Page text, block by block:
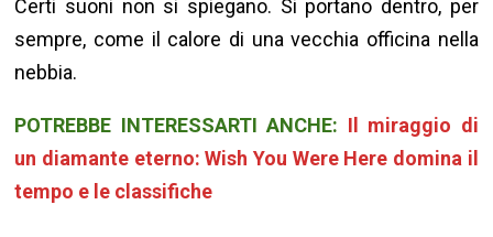
Certi suoni non si spiegano. Si portano dentro, per
sempre, come il calore di una vecchia officina nella
nebbia.
POTREBBE INTERESSARTI ANCHE: Il miraggio di
un diamante eterno: Wish You Were Here domina il
tempo e le classifiche